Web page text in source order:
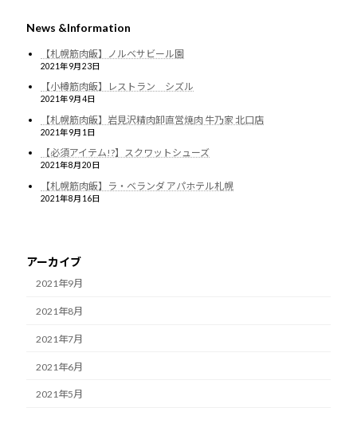
News &Information
【札幌筋肉飯】ノルベサビール園
2021年9月23日
【小樽筋肉飯】レストラン シズル
2021年9月4日
【札幌筋肉飯】岩見沢精肉卸直営焼肉 牛乃家 北口店
2021年9月1日
【必須アイテム!?】スクワットシューズ
2021年8月20日
【札幌筋肉飯】ラ・ベランダ アパホテル札幌
2021年8月16日
アーカイブ
2021年9月
2021年8月
2021年7月
2021年6月
2021年5月